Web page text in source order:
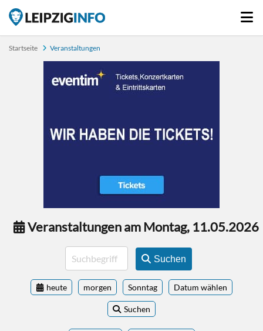
Startseite Veranstaltungen
Veranstaltungen am Montag, 11.05.2026
Suchen
heute morgen Sonntag Datum wählen
Suchen